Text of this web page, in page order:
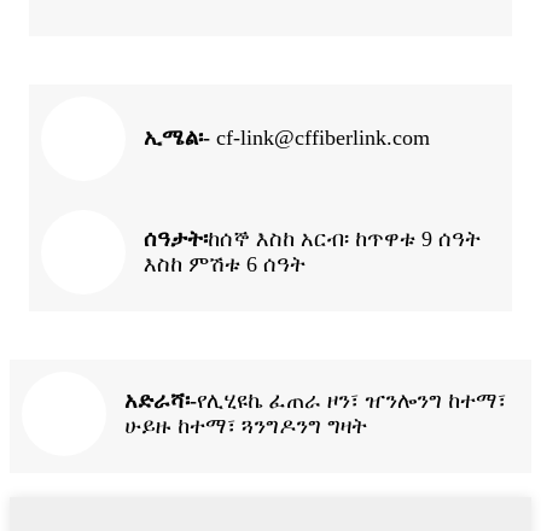
ኢሜል፡- cf-link@cffiberlink.com
ሰዓታት፡ከሰኞ እስከ አርብ፡ ከጥዋቱ 9 ሰዓት
እስከ ምሽቱ 6 ሰዓት
አድራሻ፡-የሊሂዩኬ ፈጠራ ዞን፣ ዠንሎንግ ከተማ፣
ሁይዙ ከተማ፣ ጓንግዶንግ ግዛት